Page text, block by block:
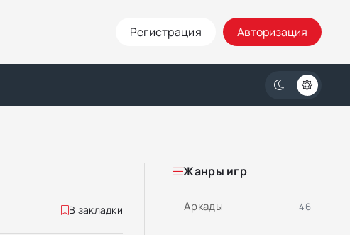
Регистрация Авторизация
В закладки
Жанры игр
Аркады 46